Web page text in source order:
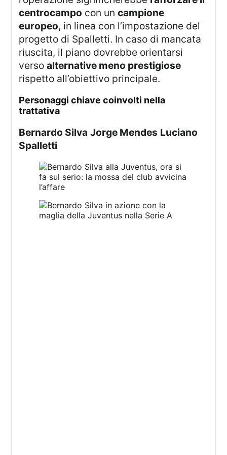
centrocampo con uncampione
europeo, in linea con l’impostazione del
progetto di Spalletti. In caso di mancata
riuscita, il piano dovrebbe orientarsi
versoalternative meno prestigiose
rispetto all’obiettivo principale.
personaggi chiave coinvolti nella
trattativa
Bernardo Silva Jorge Mendes Luciano
Spalletti